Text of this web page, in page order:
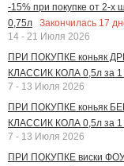
-15% при покупке от 2-
0,75л
Закончилась 17
14 - 21 Июля 2026
ПРИ ПОКУПКЕ коньяк
КЛАССИК КОЛА 0,5л за 1
7 - 13 Июля 2026
ПРИ ПОКУПКЕ коньяк
КЛАССИК КОЛА 0,5л за 1
7 - 13 Июля 2026
ПРИ ПОКУПКЕ виски